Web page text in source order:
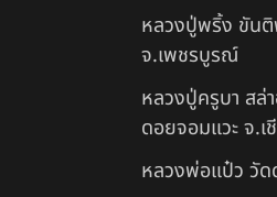
หลวงปู่พริ้ง ขัน
จ.เพชรบูรณ์
หลวงปู่ครูบา สล่
ดอยจอมแวะ จ.เ
หลวงพ่อแป๋ว วัด